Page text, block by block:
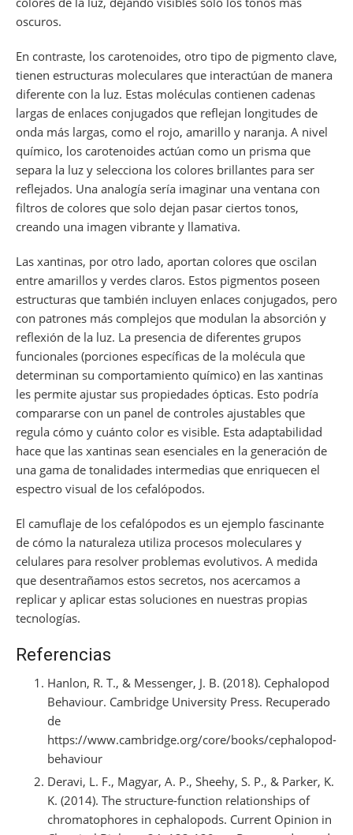
oscuros.
En contraste, los carotenoides, otro tipo de pigmento clave,
tienen estructuras moleculares que interactúan de manera
diferente con la luz. Estas moléculas contienen cadenas
largas de enlaces conjugados que reflejan longitudes de
onda más largas, como el rojo, amarillo y naranja. A nivel
químico, los carotenoides actúan como un prisma que
separa la luz y selecciona los colores brillantes para ser
reflejados. Una analogía sería imaginar una ventana con
filtros de colores que solo dejan pasar ciertos tonos,
creando una imagen vibrante y llamativa.
Las xantinas, por otro lado, aportan colores que oscilan
entre amarillos y verdes claros. Estos pigmentos poseen
estructuras que también incluyen enlaces conjugados, pero
con patrones más complejos que modulan la absorción y
reflexión de la luz. La presencia de diferentes grupos
funcionales (porciones específicas de la molécula que
determinan su comportamiento químico) en las xantinas
les permite ajustar sus propiedades ópticas. Esto podría
compararse con un panel de controles ajustables que
regula cómo y cuánto color es visible. Esta adaptabilidad
hace que las xantinas sean esenciales en la generación de
una gama de tonalidades intermedias que enriquecen el
espectro visual de los cefalópodos.
El camuflaje de los cefalópodos es un ejemplo fascinante
de cómo la naturaleza utiliza procesos moleculares y
celulares para resolver problemas evolutivos. A medida
que desentrañamos estos secretos, nos acercamos a
replicar y aplicar estas soluciones en nuestras propias
tecnologías.
Referencias
Hanlon, R. T., & Messenger, J. B. (2018). Cephalopod
Behaviour. Cambridge University Press. Recuperado
de
https://www.cambridge.org/core/books/cephalopod-
behaviour
Deravi, L. F., Magyar, A. P., Sheehy, S. P., & Parker, K.
K. (2014). The structure-function relationships of
chromatophores in cephalopods. Current Opinion in